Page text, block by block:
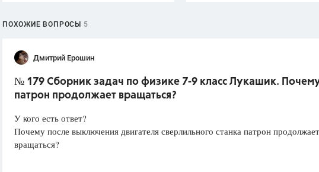
ПОХОЖИЕ ВОПРОСЫ 5
Дмитрий Ерошин
№ 179 Сборник задач по физике 7-9 класс Лукашик.
патрон продолжает вращаться?
У кого есть ответ?
Почему после выключения двигателя сверлильного станка патрон продолжает
вращаться?